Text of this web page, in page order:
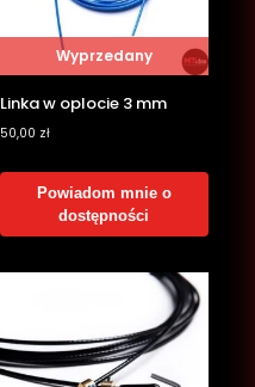
Wyprzedany
Linka w oplocie 3 mm
50,00 zł
Powiadom mnie o
dostępności